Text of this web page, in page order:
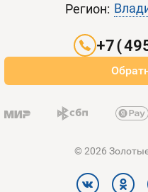
Оплата и доставка
Регион:
© 2026